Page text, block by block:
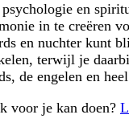
en
in te creëren
en nuchter kunt
terwijl je
de engelen en
voor je kan doen?